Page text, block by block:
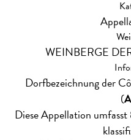
WEINBERGE
Dorfbezeichnung der
(
Diese Appellation